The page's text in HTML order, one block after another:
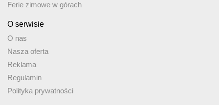
Ferie zimowe w górach
O serwisie
O nas
Nasza oferta
Reklama
Regulamin
Polityka prywatności